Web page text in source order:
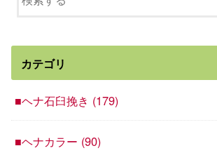
カテゴリ
■ヘナ石臼挽き (179)
■ヘナカラー (90)